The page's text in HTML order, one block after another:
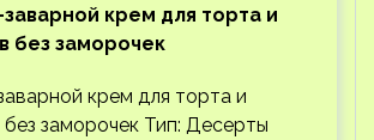
крем для торта и
без заморочек
крем для торта и
заморочек Тип: Десерты